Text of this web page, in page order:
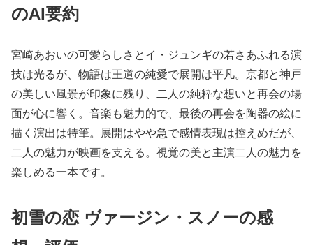
のAI要約
宮崎あおいの可愛らしさとイ・ジュンギの若さあふれる演
技は光るが、物語は王道の純愛で展開は平凡。京都と神戸
の美しい風景が印象に残り、二人の純粋な想いと再会の場
面が心に響く。音楽も魅力的で、最後の再会を陶器の絵に
描く演出は特筆。展開はやや急で感情表現は控えめだが、
二人の魅力が映画を支える。視覚の美と主演二人の魅力を
楽しめる一本です。
初雪の恋 ヴァージン・スノーの感